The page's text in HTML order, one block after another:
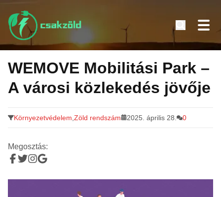
Tovább
tartalomra
WEMOVE Mobilitási Park –
A városi közlekedés jövője
Környezetvédelem Zöld rendszám 2025. április 28. 0
Megosztás: